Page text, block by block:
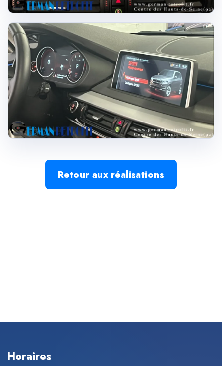
Retour aux réalisations
Horaires